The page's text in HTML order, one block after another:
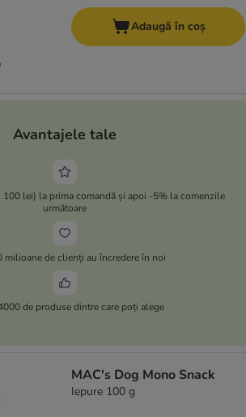
Adaugă în coș
Avantajele tale
lei) la prima comandă și apoi -5% la comenzile
următoare
milioane de clienți au încredere în noi
de produse dintre care poți alege
MAC's Dog Mono Snack
Iepure 100 g